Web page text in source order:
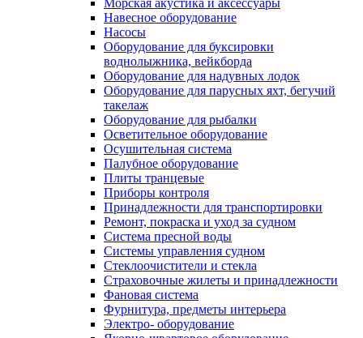
Морская акустика и аксессуары
Навесное оборудование
Насосы
Оборудование для буксировки
воднолыжника, вейкборда
Оборудование для надувных лодок
Оборудование для парусных яхт, бегучий
такелаж
Оборудование для рыбалки
Осветительное оборудование
Осушительная система
Палубное оборудование
Плиты транцевые
Приборы контроля
Принадлежности для транспортировки
Ремонт, покраска и уход за судном
Система пресной воды
Системы управления судном
Стеклоочистители и стекла
Страховочные жилеты и принадлежности
Фановая система
Фурнитура, предметы интерьера
Электро- оборудование